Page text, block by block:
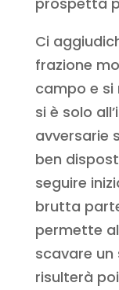
Ci
frazione
campo e
si è solo
avversarie
ben
seguire
brutta
permette
scavare
risulterà